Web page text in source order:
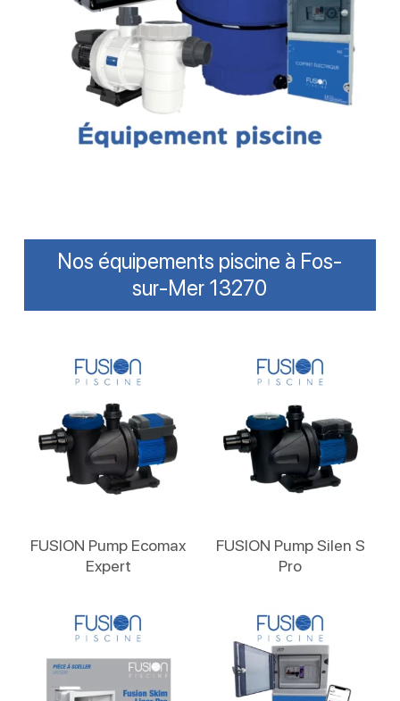
Nos équipements piscine à Fos-
sur-Mer 13270
FUSION Pump Ecomax
Expert
FUSION Pump Silen S
Pro